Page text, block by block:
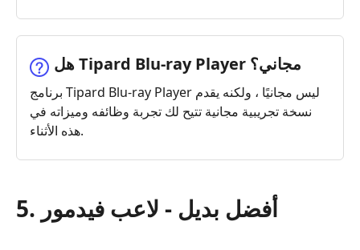
هل Tipard Blu-ray Player مجاني؟
برنامج Tipard Blu-ray Player ليس مجانيًا ، ولكنه يقدم
نسخة تجريبية مجانية تتيح لك تجربة وظائفه وميزاته في
هذه الأثناء.
5. أفضل بديل - لاعب فيدمور